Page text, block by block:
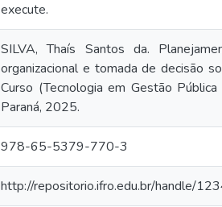
execute.
SILVA, Thaís Santos da.
organizacional e tomada de decisão
Curso (Tecnologia em Gestão
Paraná, 2025.
978-65-5379-770-3
http://repositorio.ifro.edu.br/handle/